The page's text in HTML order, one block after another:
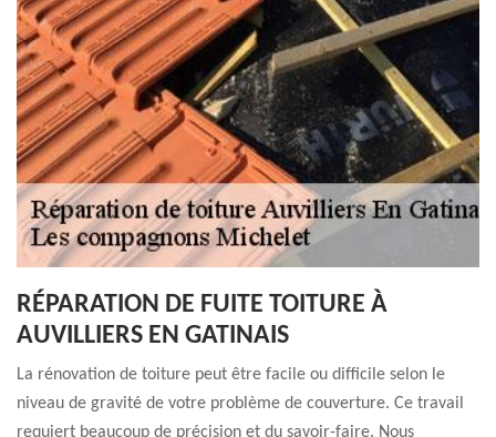
RÉPARATION DE FUITE TOITURE À
AUVILLIERS EN GATINAIS
La rénovation de toiture peut être facile ou difficile selon le
niveau de gravité de votre problème de couverture. Ce travail
requiert beaucoup de précision et du savoir-faire. Nous